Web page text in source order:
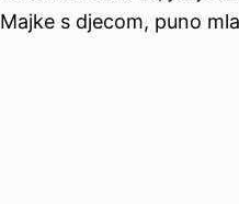
Majke s djecom, puno